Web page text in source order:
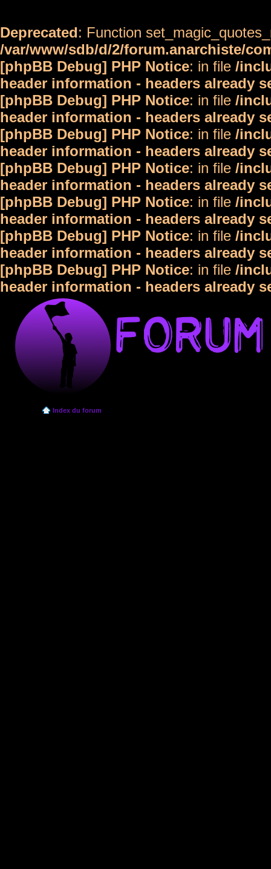
Deprecated: Function
/var/www/sdb/d/2/forum.anarchiste/
[phpBB Debug] PHP Notice: in file /
header information - headers already
[phpBB Debug] PHP Notice: in file /
header information - headers already
[phpBB Debug] PHP Notice: in file /
header information - headers already
[phpBB Debug] PHP Notice: in file /
header information - headers already
[phpBB Debug] PHP Notice: in file /
header information - headers already
[phpBB Debug] PHP Notice: in file /
header information - headers already
[phpBB Debug] PHP Notice: in file /
header information - headers already
Index du forum